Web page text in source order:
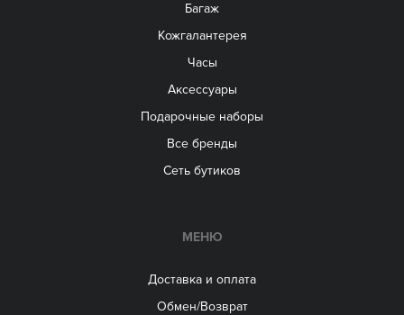
Багаж
Кожгалантерея
Часы
Аксессуары
Подарочные наборы
Все бренды
Сеть бутиков
МЕНЮ
Доставка и оплата
Обмен/Возврат